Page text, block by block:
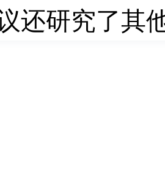
还研究了其